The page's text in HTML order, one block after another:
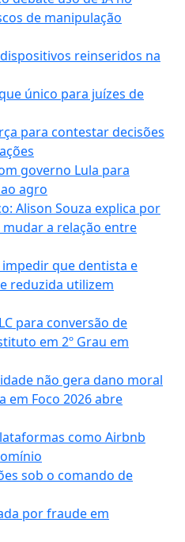
de manipulação
reinseridos na
único para juízes de
para contestar decisões
governo Lula para
agro
Alison Souza explica por
mudar a relação entre
que dentista e
reduzida utilizem
para conversão de
em 2º Grau em
não gera dano moral
em Foco 2026 abre
como Airbnb
sob o comando de
por fraude em